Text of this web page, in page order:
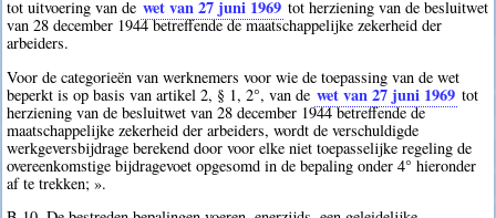
tot uitvoering van de wet van 27 juni 1969 tot herziening van de besluitwet
van 28 december 1944 betreffende de maatschappelijke zekerheid der
arbeiders.
Voor de categorieën van werknemers voor wie de toepassing van de wet
beperkt is op basis van artikel 2, § 1, 2°, van de wet van 27 juni 1969 tot
herziening van de besluitwet van 28 december 1944 betreffende de
maatschappelijke zekerheid der arbeiders, wordt de verschuldigde
werkgeversbijdrage berekend door voor elke niet toepasselijke regeling de
overeenkomstige bijdragevoet opgesomd in de bepaling onder 4° hieronder
af te trekken; ».